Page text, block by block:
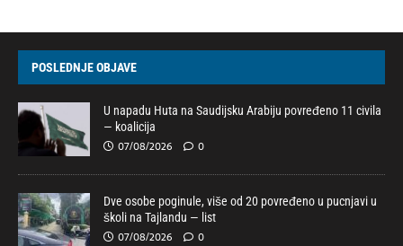
POSLEDNJE OBJAVE
U napadu Huta na Saudijsku Arabiju povređeno 11 civila
— koalicija
07/08/2026 0
Dve osobe poginule, više od 20 povređeno u pucnjavi u
školi na Tajlandu — list
07/08/2026 0